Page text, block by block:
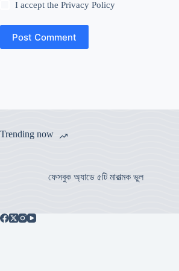
I accept thePrivacy Policy
Post Comment
Trending now
ফেসবুক অ্যাডে ৫টি মারাত্মক ভুল